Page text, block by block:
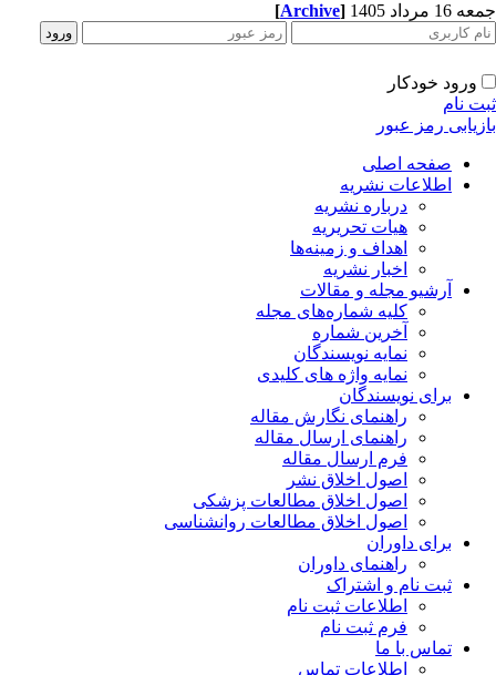
مرداد 1405 [Archive]
ورود خودکار
نام
رمز عبور
صفحه اصلی
اطلاعات نشریه
درباره نشریه
هیات تحریریه
اهداف و زمینه‌ها
اخبار نشریه
آرشیو مجله و مقالات
کلیه شماره‌های مجله
آخرین شماره
نمایه نویسندگان
نمایه واژه های کلیدی
برای نویسندگان
راهنمای نگارش مقاله
راهنمای ارسال مقاله
فرم ارسال مقاله
اصول اخلاق نشر
اصول اخلاق مطالعات پزشکی
اصول اخلاق مطالعات روانشناسی
برای داوران
راهنمای داوران
ثبت نام و اشتراک
اطلاعات ثبت نام
فرم ثبت نام
تماس با ما
اطلاعات تماس